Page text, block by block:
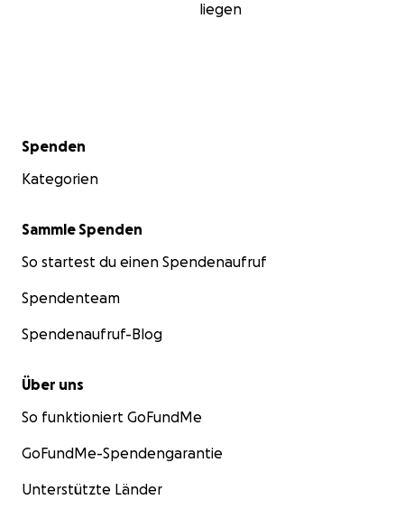
liegen
Sekundärmenü
Spenden
Kategorien
Sammle Spenden
So startest du einen Spendenaufruf
Spendenteam
Spendenaufruf-Blog
Über uns
So funktioniert GoFundMe
GoFundMe-Spendengarantie
Unterstützte Länder